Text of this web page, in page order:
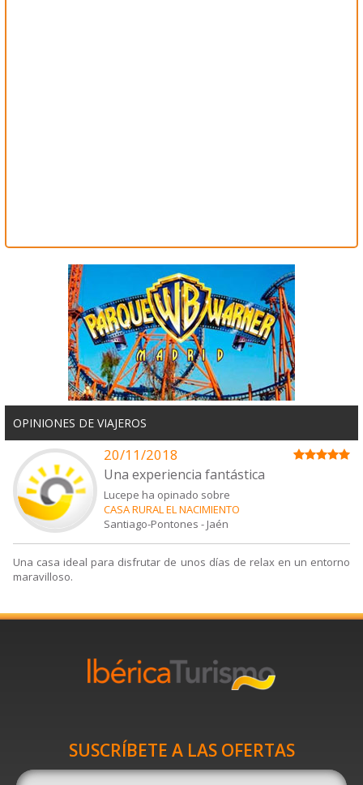
OPINIONES DE VIAJEROS
20/11/2018
Una experiencia fantástica
Lucepe ha opinado sobre
CASA RURAL EL NACIMIENTO
Santiago-Pontones - Jaén
Una casa ideal para disfrutar de unos días de relax en un entorno
maravilloso.
SUSCRÍBETE A LAS OFERTAS